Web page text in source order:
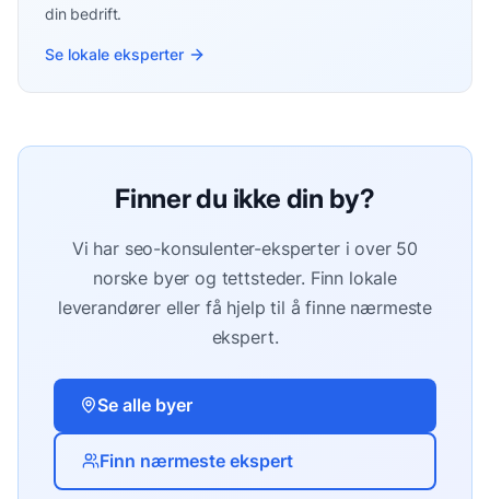
din bedrift.
Se lokale eksperter
Finner du ikke din by?
Vi har seo-konsulenter-eksperter i over 50
norske byer og tettsteder. Finn lokale
leverandører eller få hjelp til å finne nærmeste
ekspert.
Se alle byer
Finn nærmeste ekspert